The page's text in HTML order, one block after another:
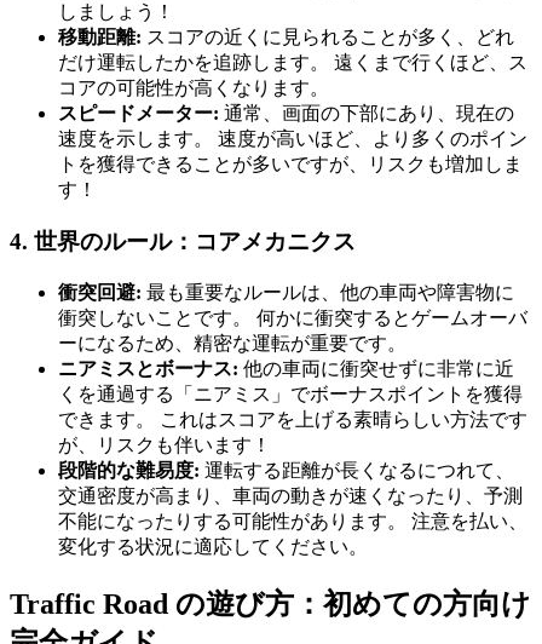
しましょう！
移動距離: スコアの近くに見られることが多く、どれ
だけ運転したかを追跡します。 遠くまで行くほど、ス
コアの可能性が高くなります。
スピードメーター: 通常、画面の下部にあり、現在の
速度を示します。 速度が高いほど、より多くのポイン
トを獲得できることが多いですが、リスクも増加しま
す！
4. 世界のルール：コアメカニクス
衝突回避: 最も重要なルールは、他の車両や障害物に
衝突しないことです。 何かに衝突するとゲームオーバ
ーになるため、精密な運転が重要です。
ニアミスとボーナス: 他の車両に衝突せずに非常に近
くを通過する「ニアミス」でボーナスポイントを獲得
できます。 これはスコアを上げる素晴らしい方法です
が、リスクも伴います！
段階的な難易度: 運転する距離が長くなるにつれて、
交通密度が高まり、車両の動きが速くなったり、予測
不能になったりする可能性があります。 注意を払い、
変化する状況に適応してください。
Traffic Road の遊び方：初めての方向け